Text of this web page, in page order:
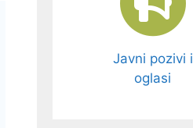
Javni pozivi i
oglasi